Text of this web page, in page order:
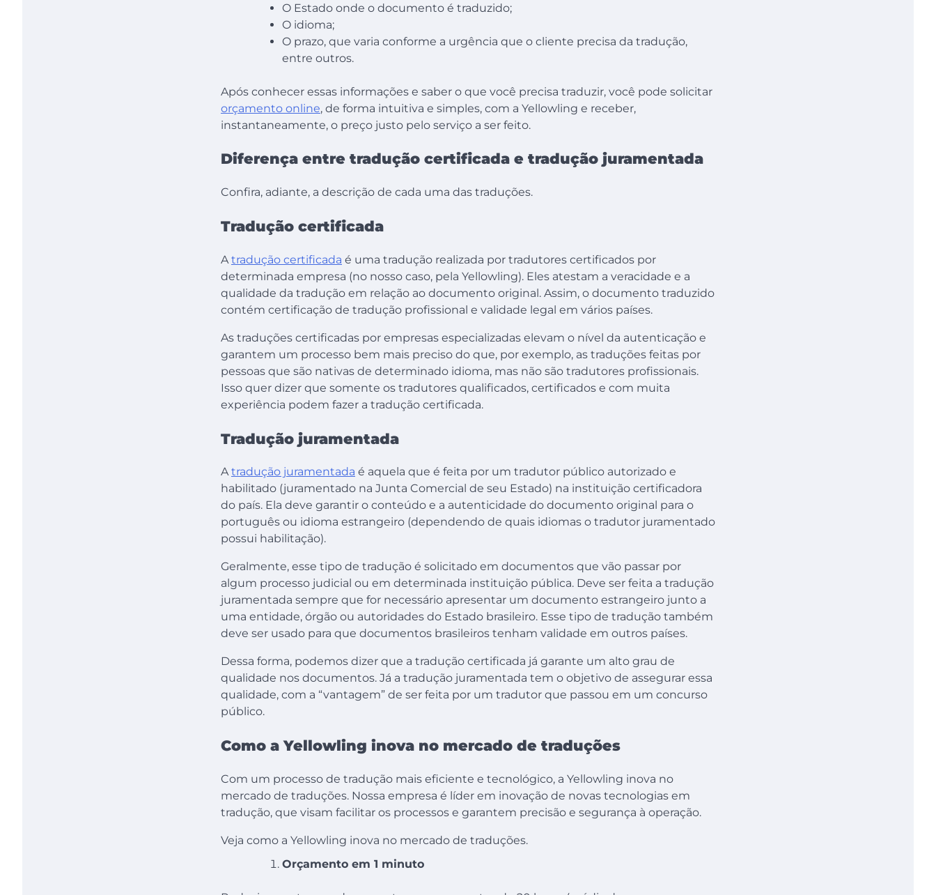
O Estado onde o documento é traduzido;
O idioma;
O prazo, que varia conforme a urgência que o cliente precisa da tradução,
entre outros.
Após conhecer essas informações e saber o que você precisa traduzir, você pode solicitar
orçamento online, de forma intuitiva e simples, com a Yellowling e receber,
instantaneamente, o preço justo pelo serviço a ser feito.
Diferença entre tradução certificada e tradução juramentada
Confira, adiante, a descrição de cada uma das traduções.
Tradução certificada
A tradução certificada é uma tradução realizada por tradutores certificados por
determinada empresa (no nosso caso, pela Yellowling). Eles atestam a veracidade e a
qualidade da tradução em relação ao documento original. Assim, o documento traduzido
contém certificação de tradução profissional e validade legal em vários países.
As traduções certificadas por empresas especializadas elevam o nível da autenticação e
garantem um processo bem mais preciso do que, por exemplo, as traduções feitas por
pessoas que são nativas de determinado idioma, mas não são tradutores profissionais.
Isso quer dizer que somente os tradutores qualificados, certificados e com muita
experiência podem fazer a tradução certificada.
Tradução juramentada
Atradução juramentada é aquela que é feita por um tradutor público autorizado e
habilitado (juramentado na Junta Comercial de seu Estado) na instituição certificadora
do país. Ela deve garantir o conteúdo e a autenticidade do documento original para o
português ou idioma estrangeiro (dependendo de quais idiomas o tradutor juramentado
possui habilitação).
Geralmente, esse tipo de tradução é solicitado em documentos que vão passar por
algum processo judicial ou em determinada instituição pública. Deve ser feita a tradução
juramentada sempre que for necessário apresentar um documento estrangeiro junto a
uma entidade, órgão ou autoridades do Estado brasileiro. Esse tipo de tradução também
deve ser usado para que documentos brasileiros tenham validade em outros países.
Dessa forma, podemos dizer que a tradução certificada já garante um alto grau de
qualidade nos documentos. Já a tradução juramentada tem o objetivo de assegurar essa
qualidade, com a “vantagem” de ser feita por um tradutor que passou em um concurso
público.
Como a Yellowling inova no mercado de traduções
Com um processo de tradução mais eficiente e tecnológico, a Yellowling inova no
mercado de traduções. Nossa empresa é líder em inovação de novas tecnologias em
tradução, que visam facilitar os processos e garantem precisão e segurança à operação.
Veja como a Yellowling inova no mercado de traduções.
Orçamento em 1 minuto